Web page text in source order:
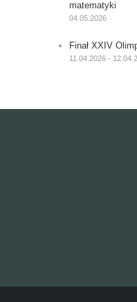
matematyki
04.05.2026
Finał XXIV
11.04.2026 -